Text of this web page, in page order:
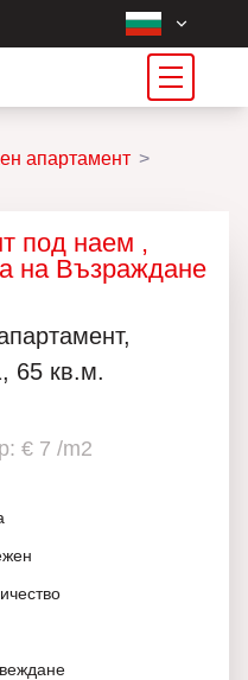
апартамент
под наем ,
на Възраждане
65 кв.м.
€ 7 /m2